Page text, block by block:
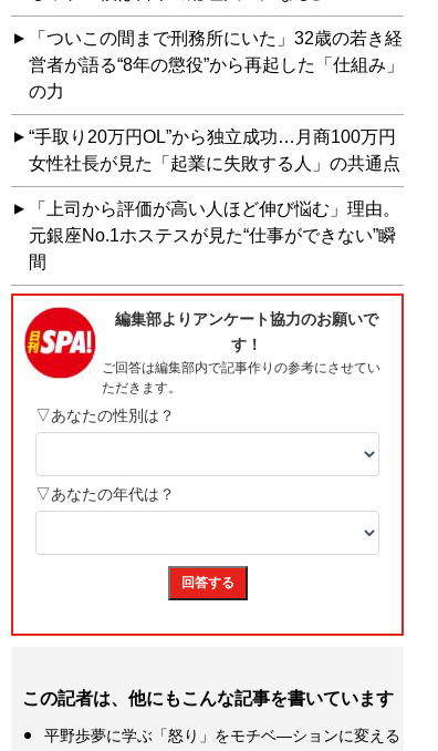
「ついこの間まで刑務所にいた」32歳の若き経
営者が語る“8年の懲役”から再起した「仕組み」
の力
“手取り20万円OL”から独立成功…月商100万円
女性社長が見た「起業に失敗する人」の共通点
「上司から評価が高い人ほど伸び悩む」理由。
元銀座No.1ホステスが見た“仕事ができない”瞬
間
この記者は、他にもこんな記事を書いています
平野歩夢に学ぶ「怒り」をモチベ―ションに変える